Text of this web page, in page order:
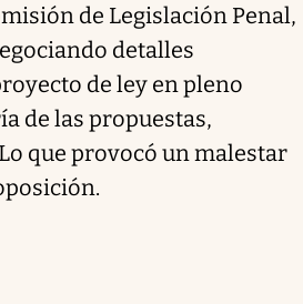
de Legislación Penal,
detalles
de ley en pleno
de las propuestas,
que provocó un malestar